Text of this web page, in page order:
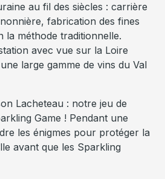
au fil des siècles : carrière
fabrication des fines
la méthode traditionnelle.
avec vue sur la Loire
large gamme de vins du Val
Lacheteau : notre jeu de
Game ! Pendant une
les énigmes pour protéger la
avant que les Sparkling